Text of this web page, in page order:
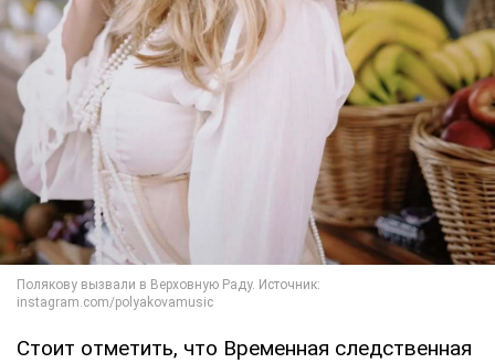
Стоит отметить, что Временная следственная